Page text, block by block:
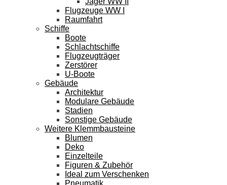
Flugzeuge WW I
Raumfahrt
Schiffe
Boote
Schlachtschiffe
Flugzeugträger
Zerstörer
U-Boote
Gebäude
Architektur
Modulare Gebäude
Stadien
Sonstige Gebäude
Weitere Klemmbausteine
Blumen
Deko
Einzelteile
Figuren & Zubehör
Ideal zum Verschenken
Pneumatik